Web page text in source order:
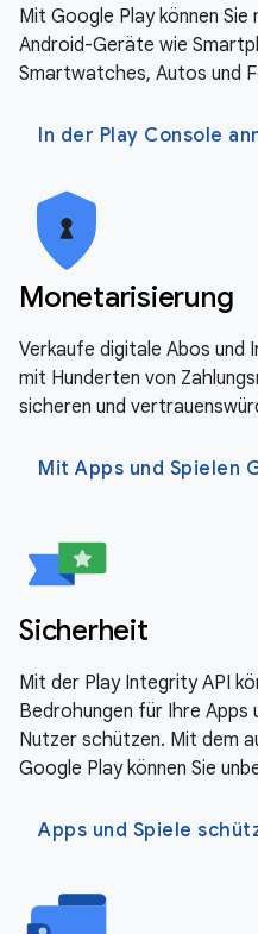
Mit Google Play können
Android-Geräte wie
Smartwatches, Autos und
In der Play Console
Monetarisierung
Verkaufe digitale Abos und
mit Hunderten von
sicheren und
Mit Apps und Spielen
Sicherheit
Mit der Play Integrity API
Bedrohungen für Ihre Apps
Nutzer schützen. Mit dem
Google Play können Sie
Apps und Spiele